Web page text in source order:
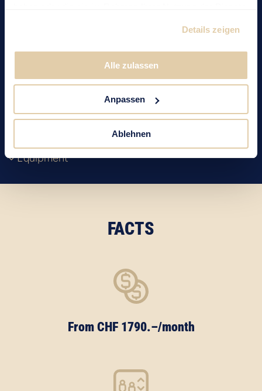
Details zeigen
Alle zulassen
Anpassen
Ablehnen
Loft Bertha v. Bruneck
From CHF 1790.–/month
Facts
Equipment
FACTS
From CHF 1790.–/month